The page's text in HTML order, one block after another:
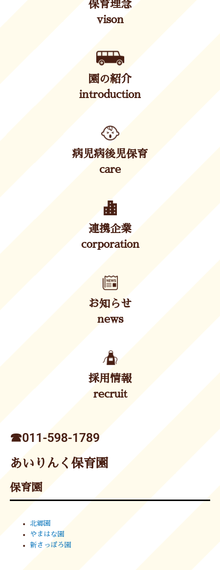
保育理念
vison
園の紹介
introduction
病児病後児保育
care
連携企業
corporation
お知らせ
news
採用情報
recruit
☎︎011-598-1789
あいりんく保育園
保育園
北郷園
やまはな園
新さっぽろ園